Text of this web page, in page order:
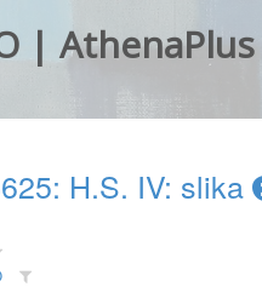
| AthenaPlus
H.S. IV: slika